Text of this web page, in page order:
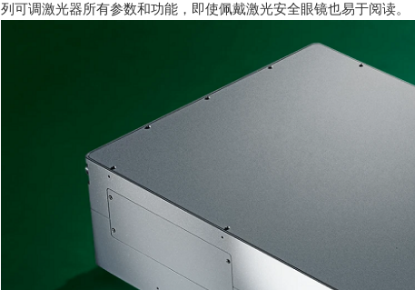
列可调激光器所有参数和功能，即使佩戴激光安全眼镜也易于阅读。